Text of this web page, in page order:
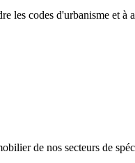
les codes d'urbanisme et à
de nos secteurs de